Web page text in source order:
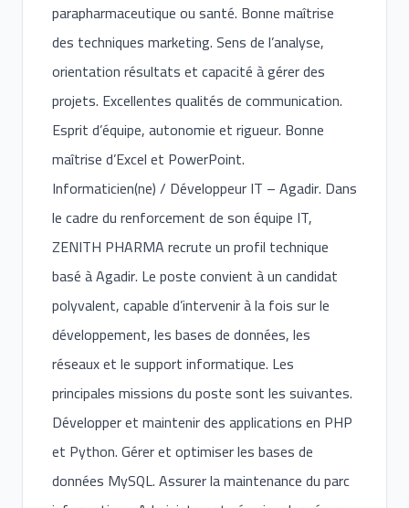
parapharmaceutique ou santé. Bonne maîtrise
des techniques marketing. Sens de l’analyse,
orientation résultats et capacité à gérer des
projets. Excellentes qualités de communication.
Esprit d’équipe, autonomie et rigueur. Bonne
maîtrise d’Excel et PowerPoint.
Informaticien(ne) / Développeur IT – Agadir. Dans
le cadre du renforcement de son équipe IT,
ZENITH PHARMA recrute un profil technique
basé à Agadir. Le poste convient à un candidat
polyvalent, capable d’intervenir à la fois sur le
développement, les bases de données, les
réseaux et le support informatique. Les
principales missions du poste sont les suivantes.
Développer et maintenir des applications en PHP
et Python. Gérer et optimiser les bases de
données MySQL. Assurer la maintenance du parc